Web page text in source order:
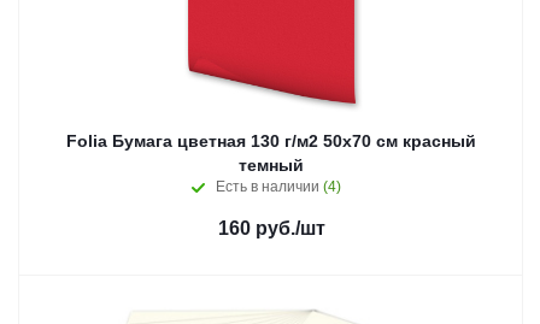
Folia Бумага цветная 130 г/м2 50х70 см красный
темный
Есть в наличии (4)
160руб./шт